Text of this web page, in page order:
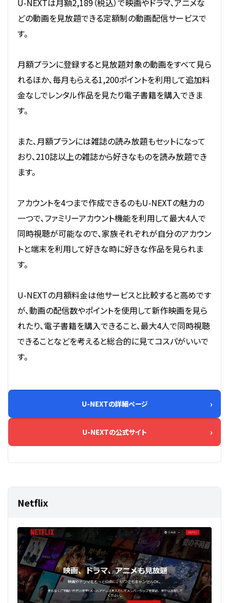
U-NEXTは月額2,189（税込）で映画やドラマ、アニメな
どの動画を見放題できる定額制の動画配信サービスで
す。
月額プランに登録すると見放題対象の動画をすべて見ら
れるほか、毎月もらえる1,200ポイントを利用して追加料
金なしでレンタル作品を見たり電子書籍を購入できま
す。
また、月額プランには雑誌の読み放題もセットになって
おり、210誌以上の雑誌から好きなものを読み放題でき
ます。
アカウントを4つまで作成できるのもU-NEXTの魅力の
一つで、ファミリーアカウント機能を利用して最大4人で
同時視聴が可能なので、家族それぞれが自分のアカウン
トと端末を利用して好きな時に好きな作品を見られま
す。
U-NEXTの月額料金は他サービスと比較すると高めです
が、動画の配信数やポイントを使用して新作映画を見ら
れたり、電子書籍を購入できること、最大4人で同時視聴
できることなどを考えると総合的に見てコスパがいいで
す。
U-NEXTの詳細ページ
U-NEXTの公式サイト
Netflix